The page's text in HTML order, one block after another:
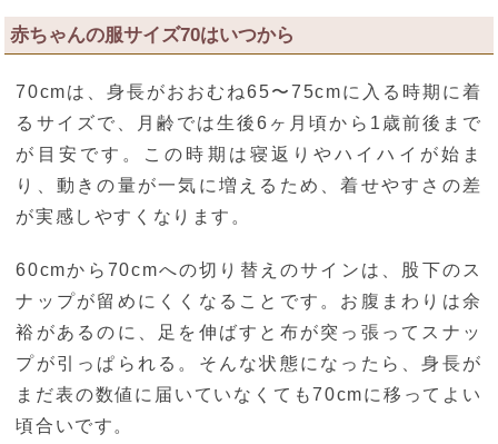
赤ちゃんの服サイズ70はいつから
70cmは、身長がおおむね65〜75cmに入る時期に着
るサイズで、月齢では生後6ヶ月頃から1歳前後まで
が目安です。この時期は寝返りやハイハイが始ま
り、動きの量が一気に増えるため、着せやすさの差
が実感しやすくなります。
60cmから70cmへの切り替えのサインは、股下のス
ナップが留めにくくなることです。お腹まわりは余
裕があるのに、足を伸ばすと布が突っ張ってスナッ
プが引っぱられる。そんな状態になったら、身長が
まだ表の数値に届いていなくても70cmに移ってよい
頃合いです。